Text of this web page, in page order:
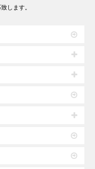
します。